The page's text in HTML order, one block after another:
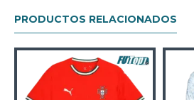
PRODUCTOS RELACIONADOS